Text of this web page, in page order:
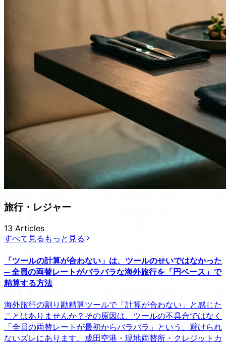
旅行・レジャー
13 Articles
すべて見る もっと見る
「ツールの計算が合わない」は、ツールのせいではなかった
─ 全員の両替レートがバラバラな海外旅行を「円ベース」で
精算する方法
海外旅行の割り勘精算ツールで「計算が合わない」と感じた
ことはありませんか？その原因は、ツールの不具合ではなく
「全員の両替レートが最初からバラバラ」という、避けられ
ないズレにあります。成田空港・現地両替所・クレジットカ